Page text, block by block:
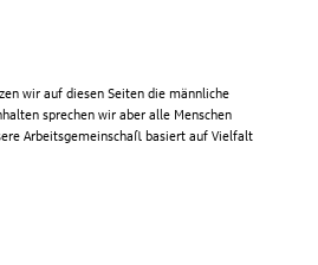
wir auf diesen Seiten die männliche
sprechen wir aber alle Menschen
Arbeitsgemeinschaft basiert auf Vielfalt